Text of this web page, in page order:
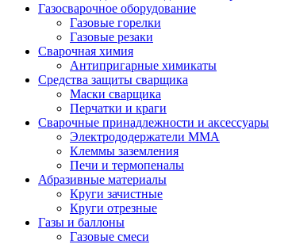
Газосварочное оборудование
Газовые горелки
Газовые резаки
Сварочная химия
Антипригарные химикаты
Средства защиты сварщика
Маски сварщика
Перчатки и краги
Сварочные принадлежности и аксессуары
Электрододержатели MMA
Клеммы заземления
Печи и термопеналы
Абразивные материалы
Круги зачистные
Круги отрезные
Газы и баллоны
Газовые смеси